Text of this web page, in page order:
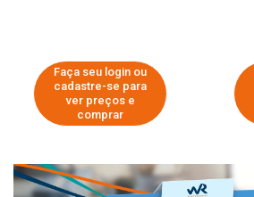
Faça seu login ou
cadastre-se para
ver preços e
comprar